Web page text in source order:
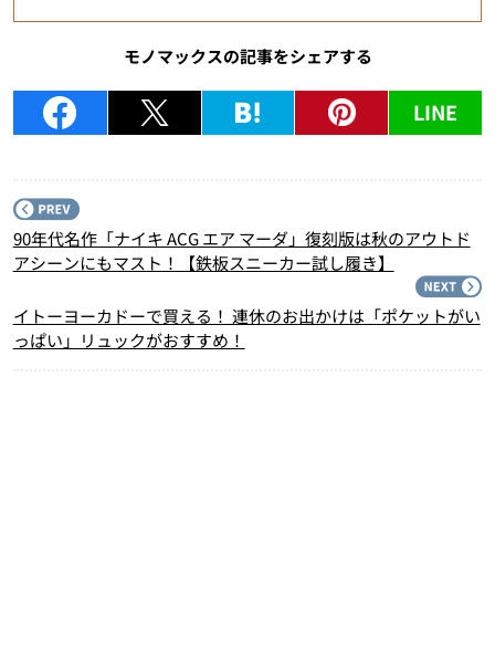
モノマックスの記事をシェアする
LINE
90年代名作「ナイキ ACG エア マーダ」復刻版は秋のアウトド
アシーンにもマスト！【鉄板スニーカー試し履き】
イトーヨーカドーで買える！ 連休のお出かけは「ポケットがい
っぱい」リュックがおすすめ！